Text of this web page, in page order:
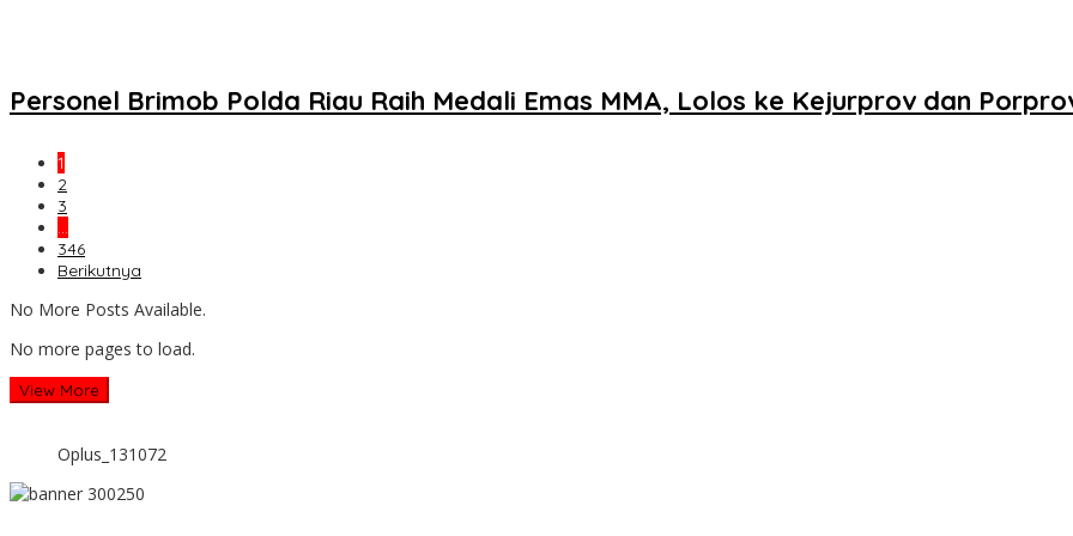
Personel Brimob Polda Riau Raih Medali Emas MMA, Lolos ke Kejurprov dan
1
2
3
…
346
Berikutnya
No More Posts Available.
No more pages to load.
View More
Oplus_131072